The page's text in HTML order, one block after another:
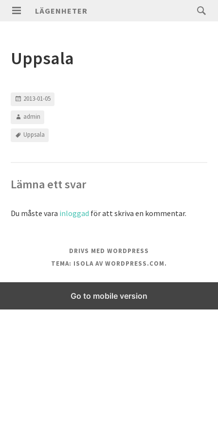
LÄGENHETER
Uppsala
2013-01-05
admin
Uppsala
Lämna ett svar
Du måste vara inloggad för att skriva en kommentar.
DRIVS MED WORDPRESS
TEMA: ISOLA AV WORDPRESS.COM.
Go to mobile version